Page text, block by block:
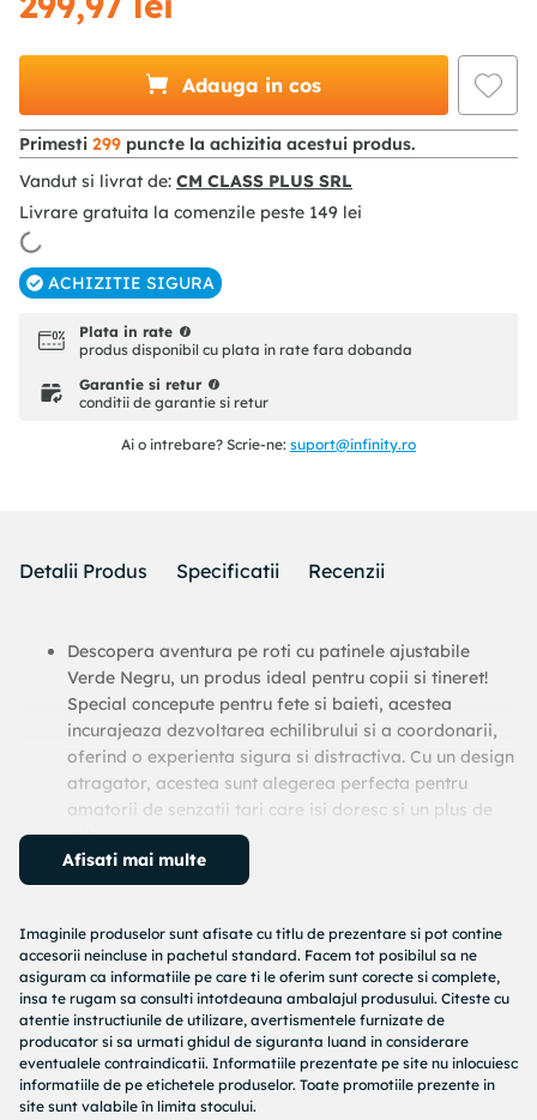
Adauga in cos
Primesti 299 puncte la achizitia acestui produs.
Vandut si livrat de: CM CLASS PLUS SRL
Livrare gratuita la comenzile peste 149 lei
ACHIZITIE SIGURA
Plata in rate
produs disponibil cu plata in rate fara dobanda
Garantie si retur
conditii de garantie si retur
Ai o intrebare? Scrie-ne: suport@infinity.ro
Detalii Produs Specificatii Recenzii
Descopera aventura pe roti cu patinele ajustabile
Verde Negru, un produs ideal pentru copii si tineret!
Special concepute pentru fete si baieti, acestea
incurajeaza dezvoltarea echilibrului si a coordonarii,
oferind o experienta sigura si distractiva. Cu un design
atragator, acestea sunt alegerea perfecta pentru
amatorii de senzatii tari care isi doresc si un plus de
stil.
Caracteristici remarcabile
Marime Reglabila:
Indiferent de cresterea copilului, patinele vor
oferi mereu o potrivire confortabila.
Rulmenti cu bile din Otel:Acestia asigura o
alunecare lina si rapida, transformand fiecare
plimbare intr-o aventura plina de adrenalina.
Roti din PVC:Cu dimensiunea de 70x24mm,
rotile sunt ideale pentru o experienta de patinaj
Afisati mai multe
Imaginile produselor sunt afisate cu titlu de prezentare si pot contine
accesorii neincluse in pachetul standard. Facem tot posibilul sa ne
asiguram ca informatiile pe care ti le oferim sunt corecte si complete,
insa te rugam sa consulti intotdeauna ambalajul produsului. Citeste cu
atentie instructiunile de utilizare, avertismentele furnizate de
producator si sa urmati ghidul de siguranta luand in considerare
eventualele contraindicatii. Informatiile prezentate pe site nu inlocuiesc
informatiile de pe etichetele produselor. Toate promotiile prezente in
site sunt valabile în limita stocului.